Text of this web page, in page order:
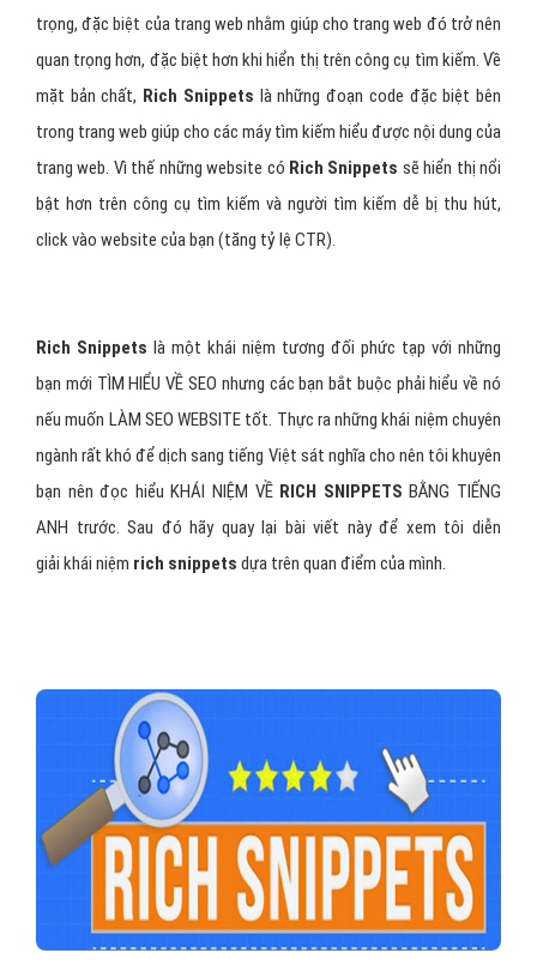
trọng, đặc biệt của trang web nhằm giúp cho trang web đó trở nên
quan trọng hơn, đặc biệt hơn khi hiển thị trên công cụ tìm kiếm. Về
mặt bản chất, Rich Snippets là những đoạn code đặc biệt bên
trong trang web giúp cho các máy tìm kiếm hiểu được nội dung của
trang web. Vì thế những website có Rich Snippets sẽ hiển thị nổi
bật hơn trên công cụ tìm kiếm và người tìm kiếm dễ bị thu hút,
click vào website của bạn (tăng tỷ lệ CTR).
Rich Snippets là một khái niệm tương đối phức tạp với những
bạn mới TÌM HIỂU VỀ SEO nhưng các bạn bắt buộc phải hiểu về nó
nếu muốn LÀM SEO WEBSITE tốt. Thực ra những khái niệm chuyên
ngành rất khó để dịch sang tiếng Việt sát nghĩa cho nên tôi khuyên
bạn nên đọc hiểu KHÁI NIỆM VỀRICH SNIPPETS BẰNG TIẾNG
ANH trước. Sau đó hãy quay lại bài viết này để xem tôi diễn
giải khái niệm rich snippets dựa trên quan điểm của mình.